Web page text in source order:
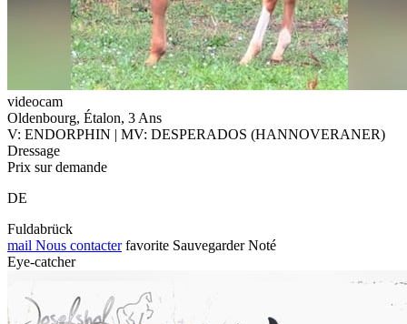
videocam
Oldenbourg, Étalon, 3 Ans
V: ENDORPHIN | MV: DESPERADOS (HANNOVERANER)
Dressage
Prix sur demande
DE
Fuldabrück
mail Nous contacter favorite Sauvegarder Noté
Eye-catcher